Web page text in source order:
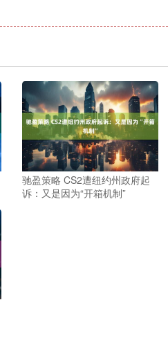
驰盈策略 CS2遭纽约州政府起
诉：又是因为“开箱机制”